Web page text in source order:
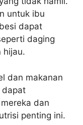
untuk ibu
dapat
daging
hijau.
dan makanan
dapat
dan
penting ini.